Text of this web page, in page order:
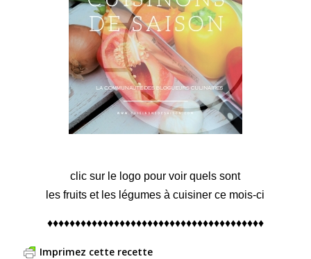
clic sur le logo pour voir quels sont
les fruits et les légumes à cuisiner ce mois-ci
♦♦♦♦♦♦♦♦♦♦♦♦♦♦♦♦♦♦♦♦♦♦♦♦♦♦♦♦♦♦♦♦♦♦♦♦♦♦♦
Imprimez cette recette